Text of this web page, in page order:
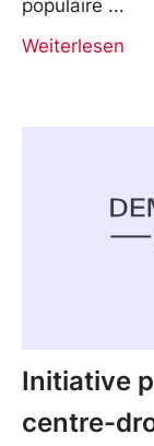
populaire
Weiterlesen
Initiative
centre-